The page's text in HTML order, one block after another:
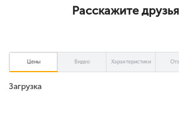
Работает аппарат на «камне» MTK
помощью носителя microSD, up to 8 GB. .
Расскажите
Цены Видео Характеристики
Загрузка